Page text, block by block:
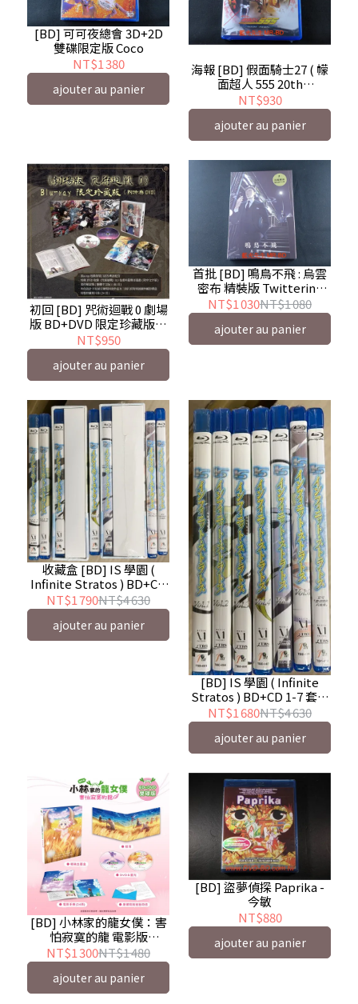
[BD] 可可夜總會 3D+2D
雙碟限定版 Coco
NT$1 380
ajouter au panier
海報 [BD] 假面騎士27 ( 幪
面超人 555 20th
PARADISE REGAINED )
NT$930
ajouter au panier
初回 [BD] 咒術迴戰 0 劇場
版 BD+DVD 限定珍藏版套
装 Jujutsu Kaisen 0 : The
Movie
NT$950
ajouter au panier
首批 [BD] 鳴鳥不飛 : 烏雲
密布 精裝版 Twittering
Birds Never Fly The
Clouds Gather ( 采昌 )
NT$1 030NT$1 080
ajouter au panier
收藏盒 [BD] IS 學園 (
Infinite Stratos ) BD+CD
1-7 套裝版 ( 普威爾 )
NT$1 790NT$4 630
ajouter au panier
[BD] IS 學園 ( Infinite
Stratos ) BD+CD 1-7 套裝
版 ( 普威爾 )
NT$1 680NT$4 630
ajouter au panier
[BD] 小林家的龍女僕：害
怕寂寞的龍 電影版
BD+DVD 雙碟版 ( 采昌 )
Miss Kobayashi's Dragon
Maid：A lonely dragon
wants to be loved
NT$1 300NT$1 480
ajouter au panier
[BD] 盜夢偵探 Paprika -
今敏
NT$880
ajouter au panier